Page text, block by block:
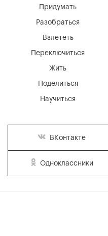
Придумать
Разобраться
Взлететь
Переключиться
Жить
Поделиться
Научиться
ВКонтакте
Одноклассники